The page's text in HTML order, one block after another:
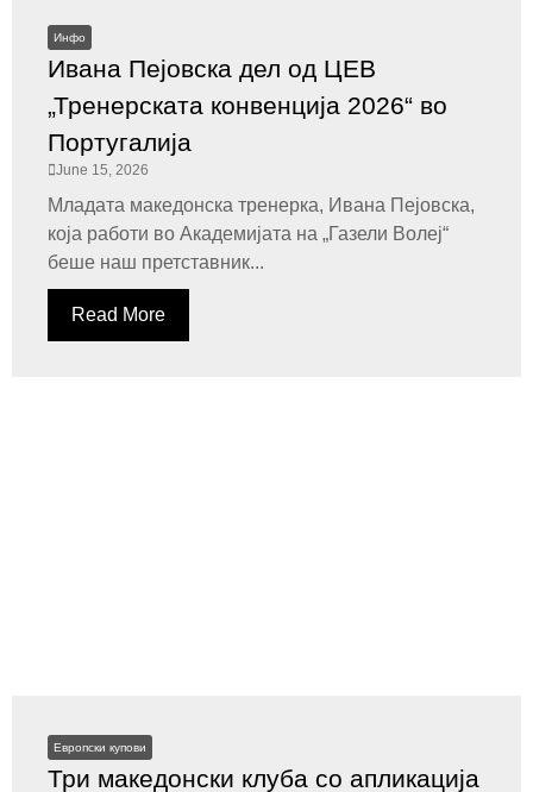
Инфо
Ивана Пејовска дел од ЦЕВ
„Тренерската конвенција 2026“ во
Португалија
June 15, 2026
Младата македонска тренерка, Ивана Пејовска,
која работи во Академијата на „Газели Волеј“
беше наш претставник...
Read More
Европски купови
Три македонски клуба со апликација